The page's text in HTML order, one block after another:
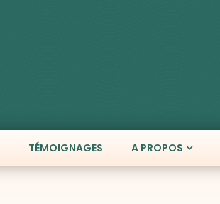
TÉMOIGNAGES A PROPOS